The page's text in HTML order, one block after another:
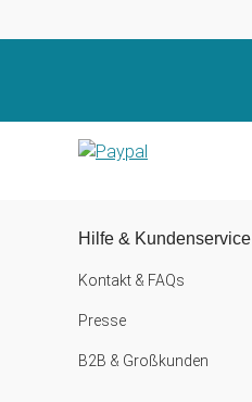
Hilfe & Kundenservice
Kontakt & FAQs
Presse
B2B & Großkunden